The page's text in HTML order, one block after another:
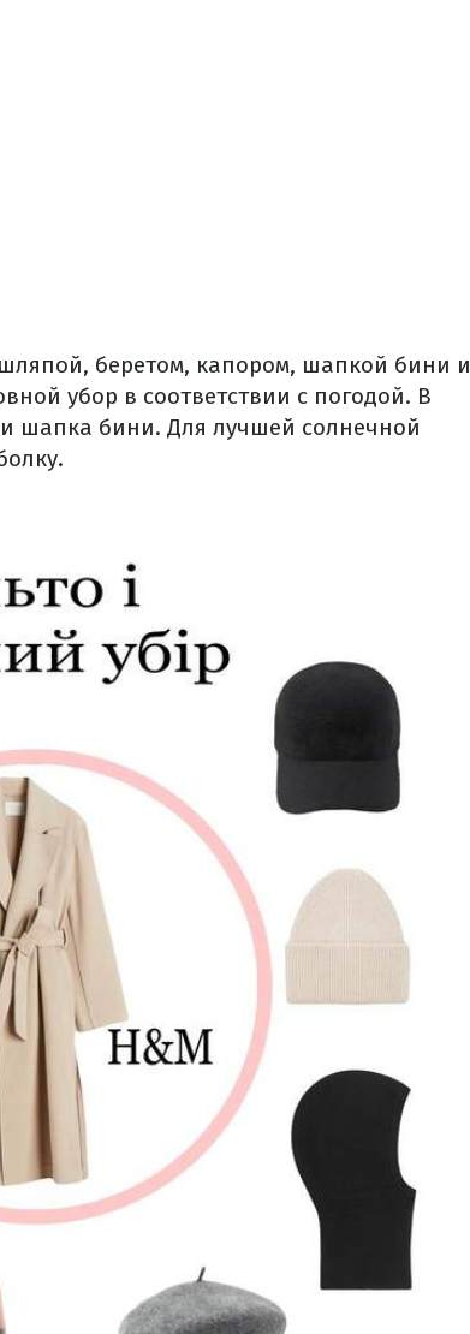
беретом, капором, шапкой бини и
убор в соответствии с погодой. В
шапка бини. Для лучшей солнечной